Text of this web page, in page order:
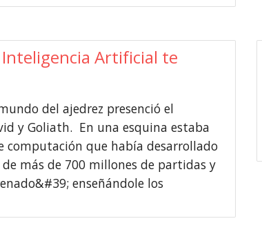
Artificial te
del ajedrez presenció el
y Goliath. En una esquina estaba
computación que había desarrollado
más de 700 millones de partidas y
enseñándole los